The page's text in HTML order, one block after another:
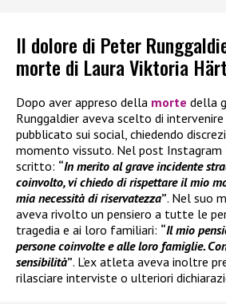
Il dolore di Peter
morte di Laura Viktoria
Dopo aver appreso della morte della
Runggaldier aveva scelto di
pubblicato sui social, chiedendo
momento vissuto. Nel post Instagram
scritto: “In merito al grave incidente
coinvolto, vi chiedo di rispettare il mio
mia necessità di riservatezza”. Nel suo
aveva rivolto un pensiero a tutte le
tragedia e ai loro familiari: “Il mio
persone coinvolte e alle loro famiglie.
sensibilità”. L’ex atleta aveva inoltre
rilasciare interviste o ulteriori